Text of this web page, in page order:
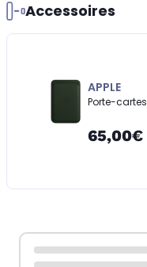
Accessoires
APPLE
Porte-cartes
65,00€